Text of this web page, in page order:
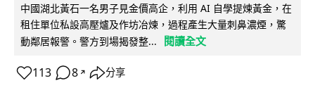
中國湖北黃石一名男子見金價高企，利用 AI 自學提煉黃金，在
租住單位私設高壓爐及作坊冶煉，過程產生大量刺鼻濃煙，驚
動鄰居報警。警方到場揭發整...
閱讀全文
113 8 ↗ 分享